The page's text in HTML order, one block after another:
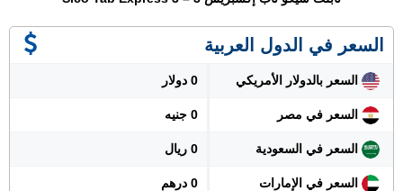
السعر في الدول العربية
السعر بالدولار الأمريكي 0 دولار
السعر في مصر 0 جنيه
السعر في السعودية 0 ريال
السعر في الإمارات 0 درهم